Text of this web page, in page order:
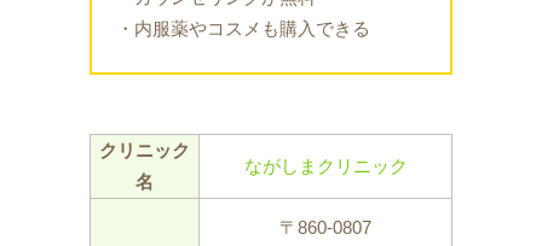
・内服薬やコスメも購入できる
クリニック
名
ながしまクリニック
〒860-0807